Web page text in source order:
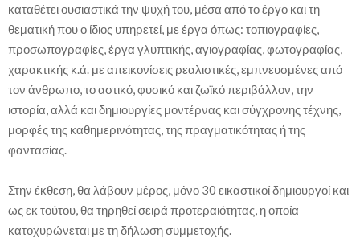
καταθέτει ουσιαστικά την ψυχή του, μέσα από το έργο και τη
θεματική που ο ίδιος υπηρετεί, με έργα όπως: τοπιογραφίες,
προσωπογραφίες, έργα γλυπτικής, αγιογραφίας, φωτογραφίας,
χαρακτικής κ.ά. με απεικονίσεις ρεαλιστικές, εμπνευσμένες από
τον άνθρωπο, το αστικό, φυσικό και ζωϊκό περιβάλλον, την
ιστορία, αλλά και δημιουργίες μοντέρνας και σύγχρονης τέχνης,
μορφές της καθημερινότητας, της πραγματικότητας ή της
φαντασίας.
Στην έκθεση, θα λάβουν μέρος, μόνο 30 εικαστικοί δημιουργοί και
ως εκ τούτου, θα τηρηθεί σειρά προτεραιότητας, η οποία
κατοχυρώνεται με τη δήλωση συμμετοχής.